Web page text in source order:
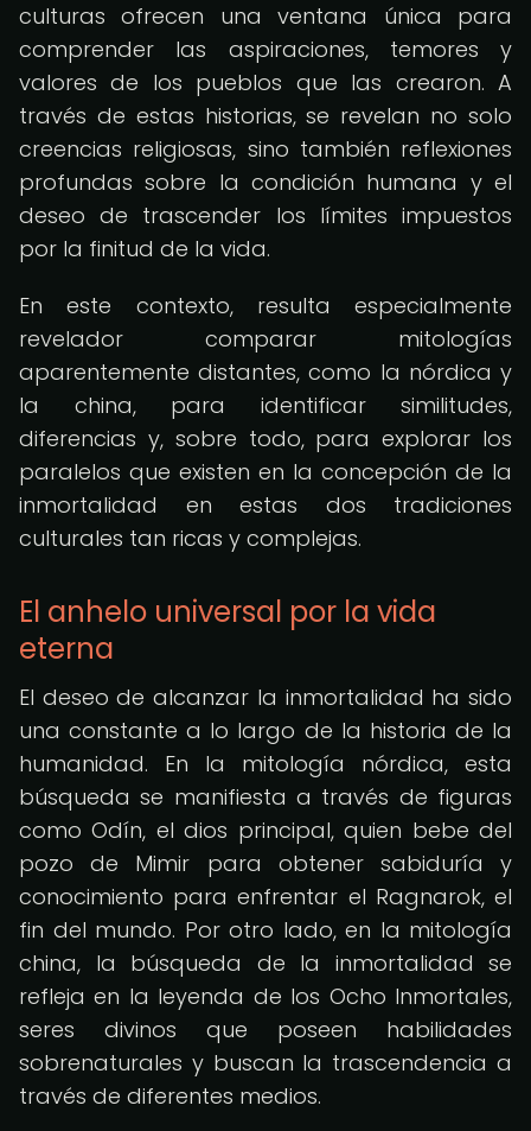
culturas ofrecen una ventana única para
comprender las aspiraciones, temores y
valores de los pueblos que las crearon. A
través de estas historias, se revelan no solo
creencias religiosas, sino también reflexiones
profundas sobre la condición humana y el
deseo de trascender los límites impuestos
por la finitud de la vida.
En este contexto, resulta especialmente
revelador comparar mitologías
aparentemente distantes, como la nórdica y
la china, para identificar similitudes,
diferencias y, sobre todo, para explorar los
paralelos que existen en la concepción de la
inmortalidad en estas dos tradiciones
culturales tan ricas y complejas.
El anhelo universal por la vida
eterna
El deseo de alcanzar la inmortalidad ha sido
una constante a lo largo de la historia de la
humanidad. En la mitología nórdica, esta
búsqueda se manifiesta a través de figuras
como Odín, el dios principal, quien bebe del
pozo de Mimir para obtener sabiduría y
conocimiento para enfrentar el Ragnarok, el
fin del mundo. Por otro lado, en la mitología
china, la búsqueda de la inmortalidad se
refleja en la leyenda de los Ocho Inmortales,
seres divinos que poseen habilidades
sobrenaturales y buscan la trascendencia a
través de diferentes medios.